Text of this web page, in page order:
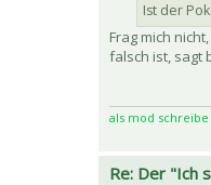
Ist der
Frag mich
falsch ist, sagt
als mod
Re: Der "Ich